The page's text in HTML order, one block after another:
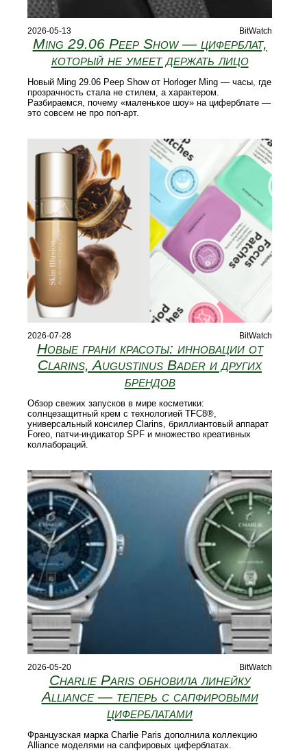
2026-05-13 BitWatch
Ming 29.06 Peep Show — циферблат,
который не умеет держать лицо
Новый Ming 29.06 Peep Show от Horloger Ming — часы, где
прозрачность стала не стилем, а характером.
Разбираемся, почему «маленькое шоу» на циферблате —
это совсем не про поп-арт.
2026-07-28 BitWatch
Новые грани красоты: инновации от
Clarins, Augustinus Bader и других
брендов
Обзор свежих запусков в мире косметики:
солнцезащитный крем с технологией TFC8®,
универсальный консилер Clarins, бриллиантовый аппарат
Foreo, патчи‑индикатор SPF и множество креативных
коллабораций.
2026-05-20 BitWatch
Charlie Paris обновила линейку
Alliance — теперь с сапфировыми
циферблатами
Французская марка Charlie Paris дополнила коллекцию
Alliance моделями на сапфировых циферблатах.